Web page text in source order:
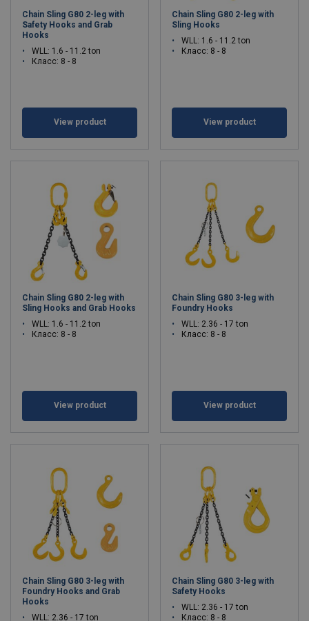
Chain Sling G80 2-leg with
Safety Hooks and Grab
Hooks
WLL: 1.6 - 11.2 ton
Класс: 8 - 8
View product
Chain Sling G80 2-leg with
Sling Hooks
WLL: 1.6 - 11.2 ton
Класс: 8 - 8
View product
Chain Sling G80 2-leg with
Sling Hooks and Grab Hooks
WLL: 1.6 - 11.2 ton
Класс: 8 - 8
View product
Chain Sling G80 3-leg with
Foundry Hooks
WLL: 2.36 - 17 ton
Класс: 8 - 8
View product
Chain Sling G80 3-leg with
Foundry Hooks and Grab
Hooks
WLL: 2.36 - 17 ton
Chain Sling G80 3-leg with
Safety Hooks
WLL: 2.36 - 17 ton
Класс: 8 - 8